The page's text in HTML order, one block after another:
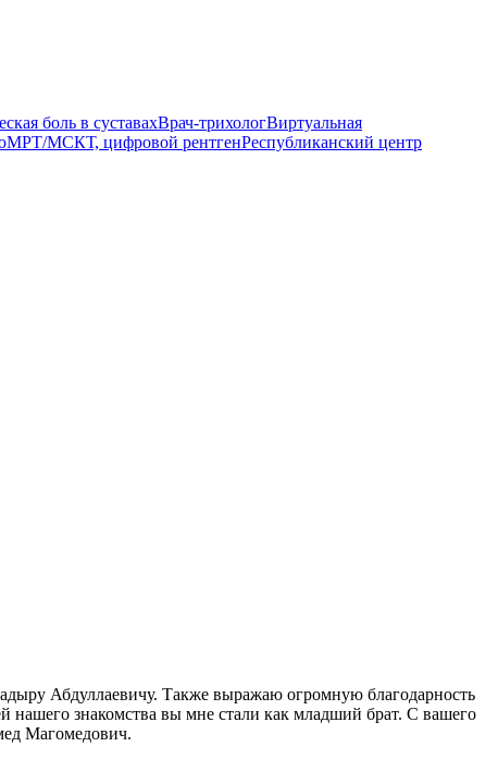
боль в суставахВрач-трихологВиртуальная
МРТ/МСКТ, цифровой рентгенРеспубликанский центр
Абдуллаевичу. Также выражаю огромную благодарность
нашего знакомства вы мне стали как младший брат. С вашего
Магомедович.